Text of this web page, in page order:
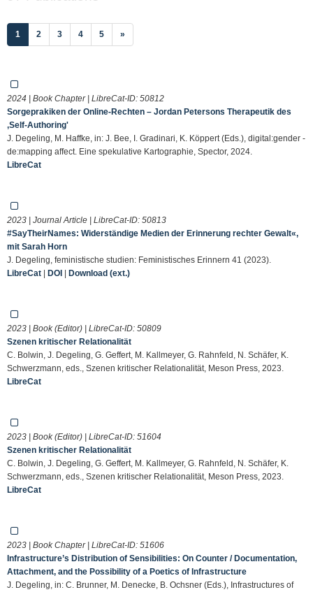
1 (current)
2 3 4 5 »
2024 | Book Chapter | LibreCat-ID: 50812
Sorgeprakiken der Online-Rechten – Jordan Petersons Therapeutik des
,Self-Authoring'
J. Degeling, M. Haffke, in: J. Bee, I. Gradinari, K. Köppert (Eds.), digital:gender -
de:mapping affect. Eine spekulative Kartographie, Spector, 2024.
LibreCat
2023 | Journal Article | LibreCat-ID: 50813
#SayTheirNames: Widerständige Medien der Erinnerung rechter Gewalt«,
mit Sarah Horn
J. Degeling, feministische studien: Feministisches Erinnern 41 (2023).
LibreCat | DOI | Download (ext.)
2023 | Book (Editor) | LibreCat-ID: 50809
Szenen kritischer Relationalität
C. Bolwin, J. Degeling, G. Geffert, M. Kallmeyer, G. Rahnfeld, N. Schäfer, K.
Schwerzmann, eds., Szenen kritischer Relationalität, Meson Press, 2023.
LibreCat
2023 | Book (Editor) | LibreCat-ID: 51604
Szenen kritischer Relationalität
C. Bolwin, J. Degeling, G. Geffert, M. Kallmeyer, G. Rahnfeld, N. Schäfer, K.
Schwerzmann, eds., Szenen kritischer Relationalität, Meson Press, 2023.
LibreCat
2023 | Book Chapter | LibreCat-ID: 51606
Infrastructure’s Distribution of Sensibilities: On Counter / Documentation,
Attachment, and the Possibility of a Poetics of Infrastructure
J. Degeling, in: C. Brunner, M. Denecke, B. Ochsner (Eds.), Infrastructures of